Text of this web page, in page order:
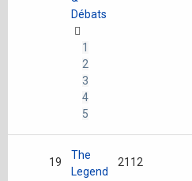
Débats
1
2
3
4
5
The
Legend
19 2112